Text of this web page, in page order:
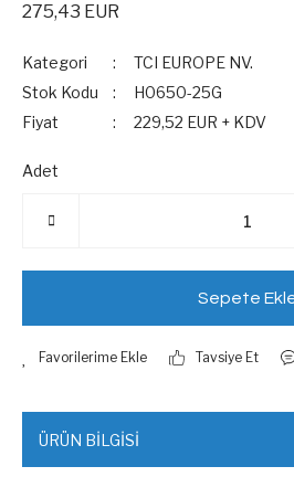
275,43 EUR
Kategori
TCI EUROPE NV.
Stok Kodu
H0650-25G
Fiyat
229,52 EUR + KDV
Adet
Sepete
Tavsiye Et
ÜRÜN BİLGİSİ